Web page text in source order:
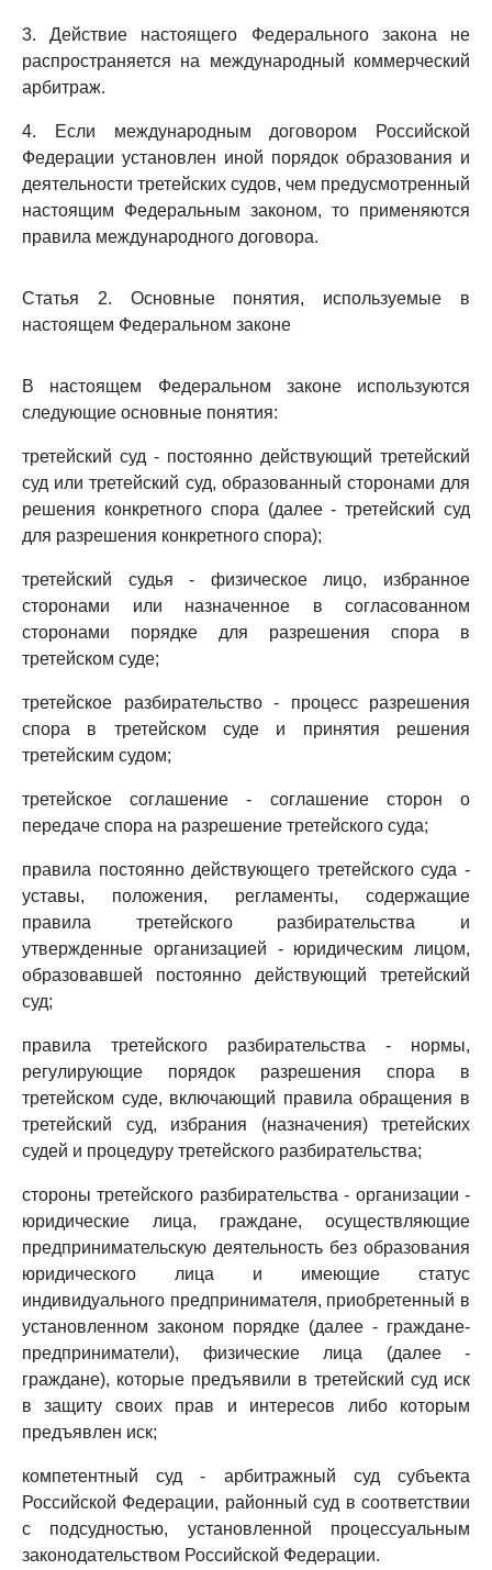
3. Действие настоящего Федерального закона не
распространяется на международный коммерческий
арбитраж.
4. Если международным договором Российской
Федерации установлен иной порядок образования и
деятельности третейских судов, чем предусмотренный
настоящим Федеральным законом, то применяются
правила международного договора.
Статья 2. Основные понятия, используемые в
настоящем Федеральном законе
В настоящем Федеральном законе используются
следующие основные понятия:
третейский суд - постоянно действующий третейский
суд или третейский суд, образованный сторонами для
решения конкретного спора (далее - третейский суд
для разрешения конкретного спора);
третейский судья - физическое лицо, избранное
сторонами или назначенное в согласованном
сторонами порядке для разрешения спора в
третейском суде;
третейское разбирательство - процесс разрешения
спора в третейском суде и принятия решения
третейским судом;
третейское соглашение - соглашение сторон о
передаче спора на разрешение третейского суда;
правила постоянно действующего третейского суда -
уставы, положения, регламенты, содержащие
правила третейского разбирательства и
утвержденные организацией - юридическим лицом,
образовавшей постоянно действующий третейский
суд;
правила третейского разбирательства - нормы,
регулирующие порядок разрешения спора в
третейском суде, включающий правила обращения в
третейский суд, избрания (назначения) третейских
судей и процедуру третейского разбирательства;
стороны третейского разбирательства - организации -
юридические лица, граждане, осуществляющие
предпринимательскую деятельность без образования
юридического лица и имеющие статус
индивидуального предпринимателя, приобретенный в
установленном законом порядке (далее - граждане-
предприниматели), физические лица (далее -
граждане), которые предъявили в третейский суд иск
в защиту своих прав и интересов либо которым
предъявлен иск;
компетентный суд - арбитражный суд субъекта
Российской Федерации, районный суд в соответствии
с подсудностью, установленной процессуальным
законодательством Российской Федерации.